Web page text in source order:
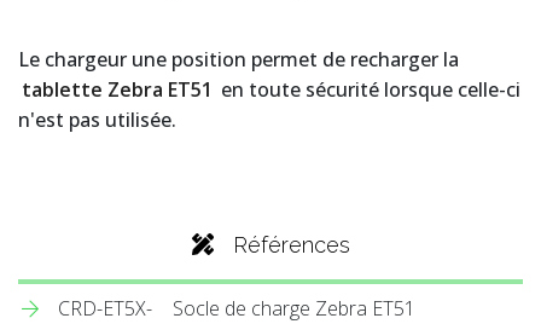
Le chargeur une position permet de recharger la
tablette Zebra ET51 en toute sécurité lorsque celle-ci
n'est pas utilisée.
Références
CRD-ET5X-
Socle de charge Zebra ET51